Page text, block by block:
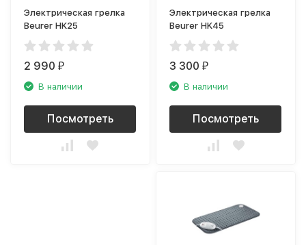
Электрическая грелка
Beurer HK25
2 990₽
В наличии
Посмотреть
Электрическая грелка
Beurer HK45
3 300₽
В наличии
Посмотреть